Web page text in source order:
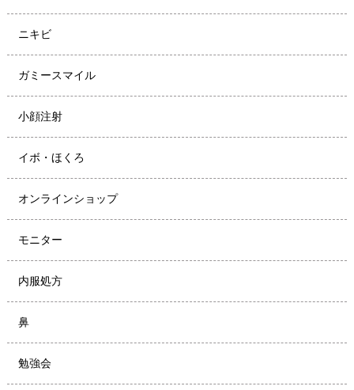
ニキビ
ガミースマイル
小顔注射
イボ・ほくろ
オンラインショップ
モニター
内服処方
鼻
勉強会